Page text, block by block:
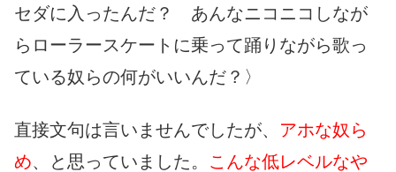
セダに入ったんだ？ あんなニコニコしなが
らローラースケートに乗って踊りながら歌っ
ている奴らの何がいいんだ？〉
直接文句は言いませんでしたが、 アホな奴ら
め、と思っていました。 こんな低レベルなや